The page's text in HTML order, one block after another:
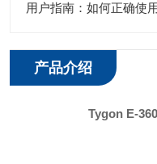
用户指南：如何正确使
产品介绍
Tygon E-